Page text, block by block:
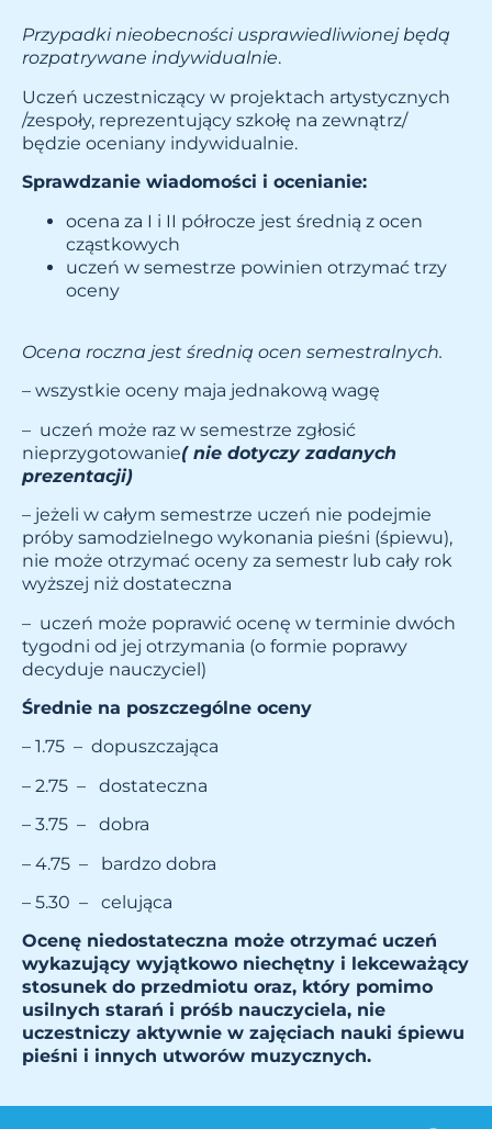
Przypadki nieobecności usprawiedliwionej będą
rozpatrywane indywidualnie.
Uczeń uczestniczący w projektach artystycznych
/zespoły, reprezentujący szkołę na zewnątrz/
będzie oceniany indywidualnie.
Sprawdzanie wiadomości i ocenianie:
ocena za I i II półrocze jest średnią z ocen
cząstkowych
uczeń w semestrze powinien otrzymać trzy
oceny
Ocena roczna jest średnią ocen semestralnych.
– wszystkie oceny maja jednakową wagę
– uczeń może raz w semestrze zgłosić
nieprzygotowanie( nie dotyczy zadanych
prezentacji)
– jeżeli w całym semestrze uczeń nie podejmie
próby samodzielnego wykonania pieśni (śpiewu),
nie może otrzymać oceny za semestr lub cały rok
wyższej niż dostateczna
– uczeń może poprawić ocenę w terminie dwóch
tygodni od jej otrzymania (o formie poprawy
decyduje nauczyciel)
Średnie na poszczególne oceny
– 1.75 – dopuszczająca
– 2.75 – dostateczna
– 3.75 – dobra
– 4.75 – bardzo dobra
– 5.30 – celująca
Ocenę niedostateczna może otrzymać uczeń
wykazujący wyjątkowo niechętny i lekceważący
stosunek do przedmiotu oraz, który pomimo
usilnych starań i próśb nauczyciela, nie
uczestniczy aktywnie w zajęciach nauki śpiewu
pieśni i innych utworów muzycznych.